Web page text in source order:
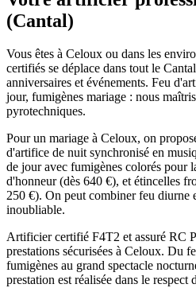
(Cantal)
Vous êtes à Celoux ou dans les
certifiés se déplace dans tout le
anniversaires et événements. Feu
jour, fumigènes mariage : nous
pyrotechniques.
Pour un mariage à Celoux, on
d'artifice de nuit synchronisé en
de jour avec fumigènes colorés pour
d'honneur (dès 640 €), et étincelles
250 €). On peut combiner feu diurne
inoubliable.
Artificier certifié F4T2 et assuré RC
prestations sécurisées à Celoux. Du
fumigènes au grand spectacle
prestation est réalisée dans le respect